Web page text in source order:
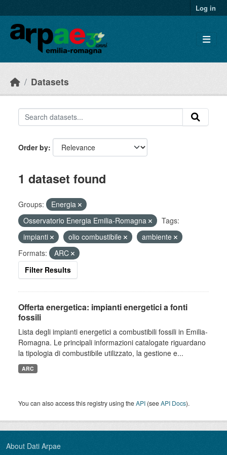
Log in
Datasets
Order by
1 dataset found
Groups:
Energia
Osservatorio Energia Emilia-Romagna
Tags:
impianti
olio combustibile
ambiente
Formats:
ARC
Filter Results
Offerta energetica: impianti energetici a fonti
fossili
Lista degli impianti energetici a combustibili fossili in Emilia-
Romagna. Le principali informazioni catalogate riguardano
la tipologia di combustibile utilizzato, la gestione e...
ARC
You can also access this registry using theAPI (seeAPI Docs).
About Dati Arpae